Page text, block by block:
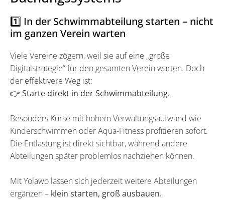
1️⃣ In der Schwimmabteilung starten – nicht
im ganzen Verein warten
Viele Vereine zögern, weil sie auf eine „große
Digitalstrategie“ für den gesamten Verein warten. Doch
der effektivere Weg ist:
👉 Starte direkt in der Schwimmabteilung.
Besonders Kurse mit hohem Verwaltungsaufwand wie
Kinderschwimmen oder Aqua-Fitness profitieren sofort.
Die Entlastung ist direkt sichtbar, während andere
Abteilungen später problemlos nachziehen können.
Mit Yolawo lassen sich jederzeit weitere Abteilungen
ergänzen – klein starten, groß ausbauen.